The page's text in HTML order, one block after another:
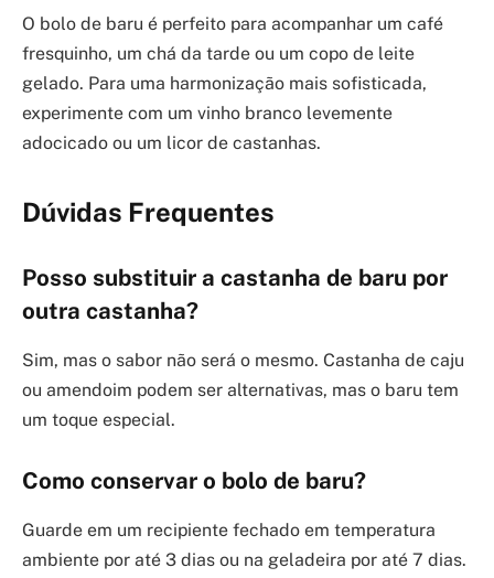
O bolo de baru é perfeito para acompanhar um café
fresquinho, um chá da tarde ou um copo de leite
gelado. Para uma harmonização mais sofisticada,
experimente com um vinho branco levemente
adocicado ou um licor de castanhas.
Dúvidas Frequentes
Posso substituir a castanha de baru por
outra castanha?
Sim, mas o sabor não será o mesmo. Castanha de caju
ou amendoim podem ser alternativas, mas o baru tem
um toque especial.
Como conservar o bolo de baru?
Guarde em um recipiente fechado em temperatura
ambiente por até 3 dias ou na geladeira por até 7 dias.